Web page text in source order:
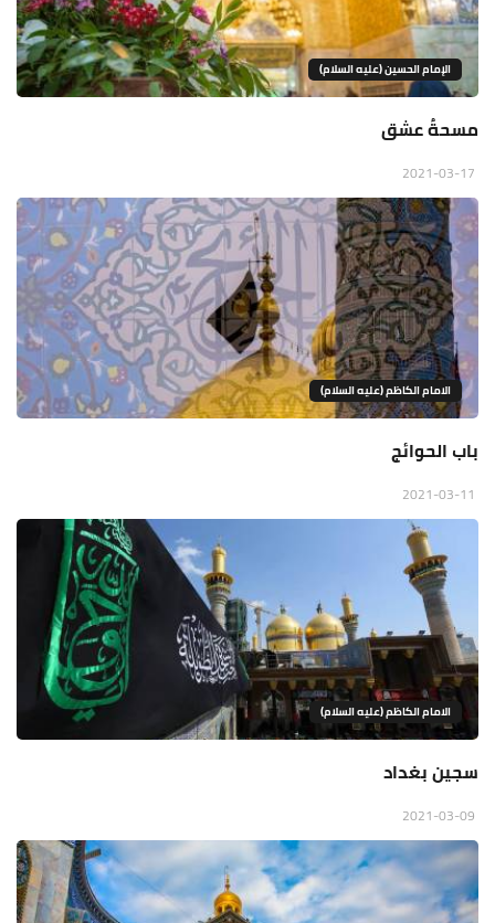
الإمام الحسين (عليه السلام)
مسحةُ عشق
الامام الكاظم (عليه السلام)
باب الحوائج
الامام الكاظم (عليه السلام)
سجين بغداد